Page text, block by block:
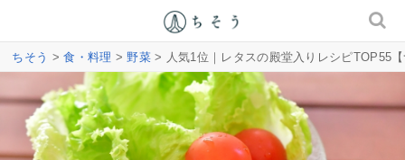
ちそう >食・料理 >野菜> 人気1位｜レタスの殿堂入りレシピTOP55